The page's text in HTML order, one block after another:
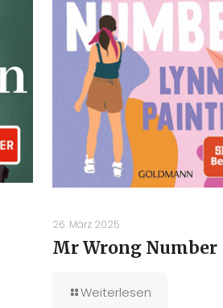
26. März 2025
Mr Wrong Number
Weiterlesen